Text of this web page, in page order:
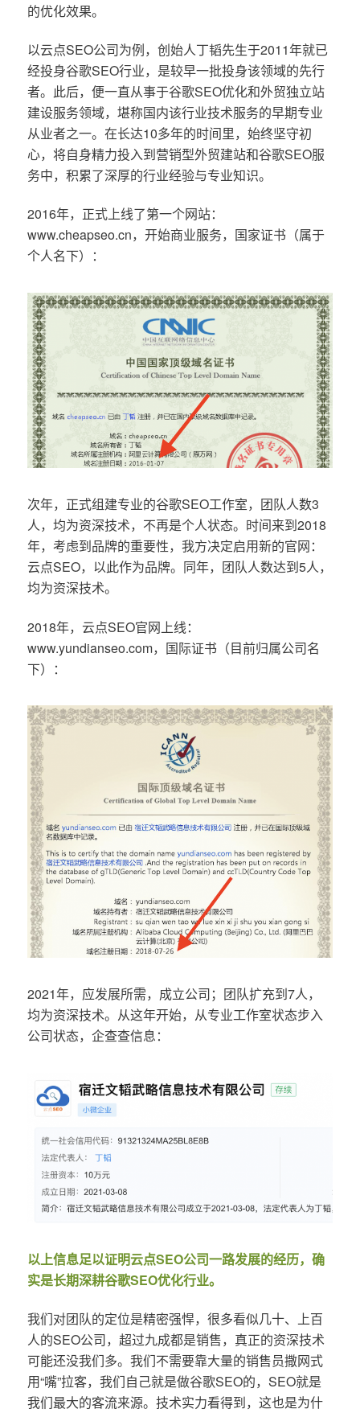
的优化效果。
以云点SEO公司为例，创始人丁韬先生于2011年就已
经投身谷歌SEO行业，是较早一批投身该领域的先行
者。此后，便一直从事于谷歌SEO优化和外贸独立站
建设服务领域，堪称国内该行业技术服务的早期专业
从业者之一。在长达10多年的时间里，始终坚守初
心，将自身精力投入到营销型外贸建站和谷歌SEO服
务中，积累了深厚的行业经验与专业知识。
2016年，正式上线了第一个网站：
www.cheapseo.cn，开始商业服务，国家证书（属于
个人名下）：
次年，正式组建专业的谷歌SEO工作室，团队人数3
人，均为资深技术，不再是个人状态。时间来到2018
年，考虑到品牌的重要性，我方决定启用新的官网：
云点SEO，以此作为品牌。同年，团队人数达到5人，
均为资深技术。
2018年，云点SEO官网上线：
www.yundianseo.com，国际证书（目前归属公司名
下）：
2021年，应发展所需，成立公司；团队扩充到7人，
均为资深技术。从这年开始，从专业工作室状态步入
公司状态，企查查信息：
以上信息足以证明云点SEO公司一路发展的经历，确
实是长期深耕谷歌SEO优化行业。
我们对团队的定位是精密强悍，很多看似几十、上百
人的SEO公司，超过九成都是销售，真正的资深技术
可能还没我们多。我们不需要靠大量的销售员撒网式
用“嘴”拉客，我们自己就是做谷歌SEO的，SEO就是
我们最大的客流来源。技术实力看得到，这也是为什